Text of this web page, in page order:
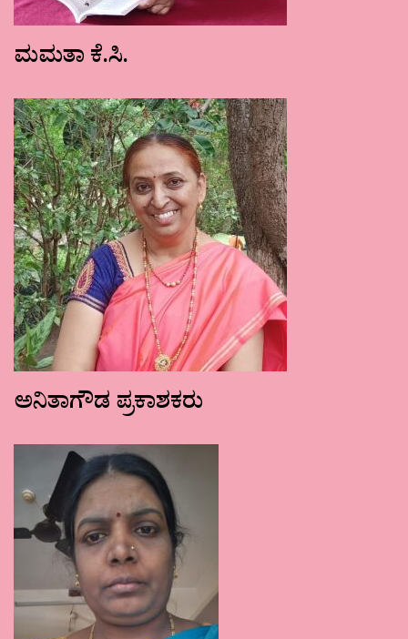
ಮಮತಾ ಕೆ.ಸಿ.
ಅನಿತಾಗೌಡ ಪ್ರಕಾಶಕರು